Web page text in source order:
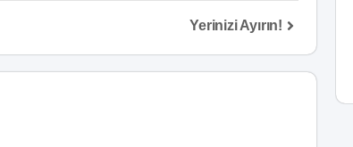
Yerinizi Ayırın!